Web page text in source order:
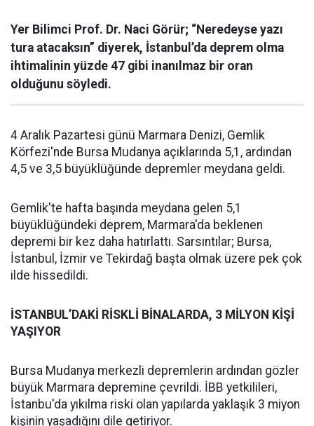
Yer Bilimci Prof. Dr. Naci Görür; “Neredeyse yazı
tura atacaksın” diyerek, İstanbul’da deprem olma
ihtimalinin yüzde 47 gibi inanılmaz bir oran
olduğunu söyledi.
4 Aralık Pazartesi günü Marmara Denizi, Gemlik
Körfezi'nde Bursa Mudanya açıklarında 5,1, ardından
4,5 ve 3,5 büyüklüğünde depremler meydana geldi.
Gemlik'te hafta başında meydana gelen 5,1
büyüklüğündeki deprem, Marmara'da beklenen
depremi bir kez daha hatırlattı. Sarsıntılar; Bursa,
İstanbul, İzmir ve Tekirdağ başta olmak üzere pek çok
ilde hissedildi.
İSTANBUL’DAKİ RİSKLİ BİNALARDA, 3 MİLYON KİŞİ
YAŞIYOR
Bursa Mudanya merkezli depremlerin ardından gözler
büyük Marmara depremine çevrildi. İBB yetkilileri,
İstanbu'da yıkılma riski olan yapılarda yaklaşık 3 miyon
kişinin yaşadığını dile getiriyor.